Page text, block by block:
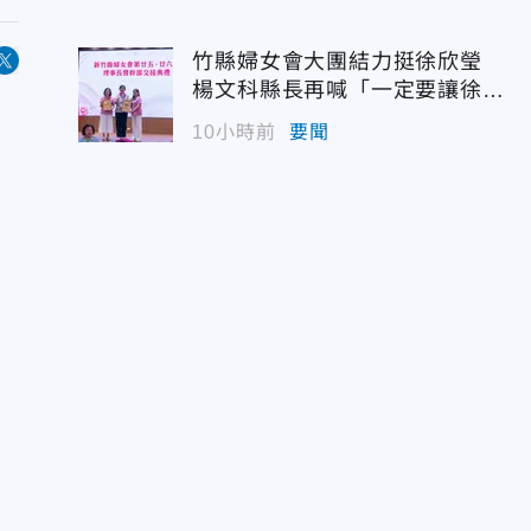
竹縣婦女會大團結力挺徐欣瑩
楊文科縣長再喊「一定要讓徐欣
瑩當選」
10小時前 要聞